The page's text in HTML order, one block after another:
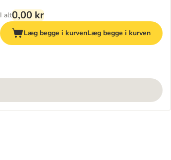
I alt0,00 kr
Læg begge i kurvenLæg begge i kurven